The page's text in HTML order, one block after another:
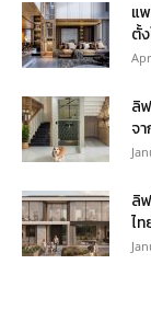
แ
ตั้
ลิ
จ
ลิ
ไ